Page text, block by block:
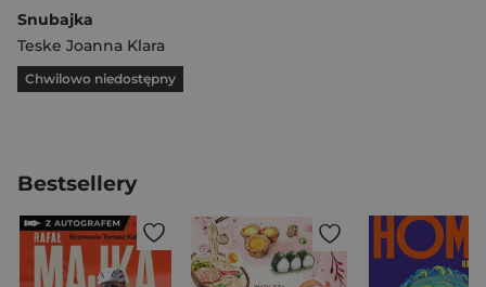
Snubajka
Teske Joanna Klara
Chwilowo niedostępny
Bestsellery